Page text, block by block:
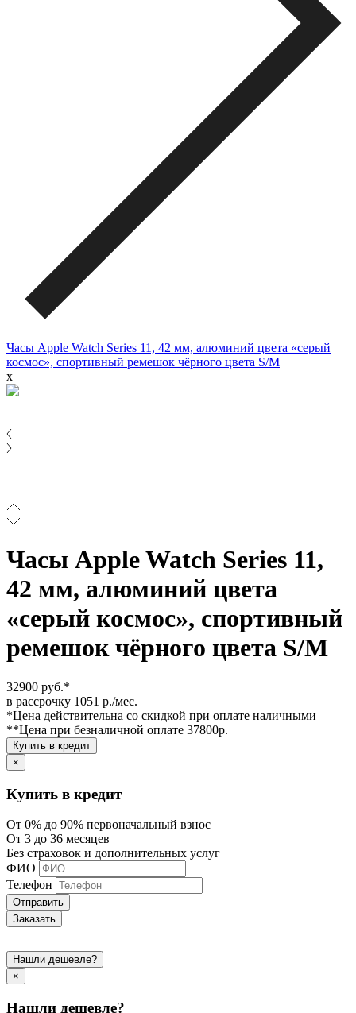
Часы Apple Watch Series 11, 42 мм, алюминий цвета «серый
космос», спортивный ремешок чёрного цвета S/M
x
Часы Apple Watch Series 11,
42 мм, алюминий цвета
«серый космос», спортивный
ремешок чёрного цвета S/M
32900 руб.*
в рассрочку 1051 р./мес.
*Цена действительна со скидкой при оплате наличными
**Цена при безналичной оплате 37800р.
Купить в кредит
×
Купить в кредит
От 0% до 90% первоначальный взнос
От 3 до 36 месяцев
Без страховок и дополнительных услуг
ФИО
Телефон
Отправить
Заказать
Нашли дешевле?
×
Нашли дешевле?